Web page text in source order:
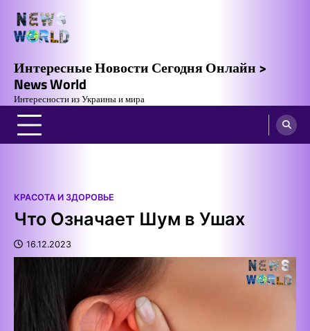
content
Интересные Новости Сегодня Онлайн >
News World
Интересности из Украины и мира
КРАСОТА И ЗДОРОВЬЕ
Что Означает Шум в Ушах
16.12.2023